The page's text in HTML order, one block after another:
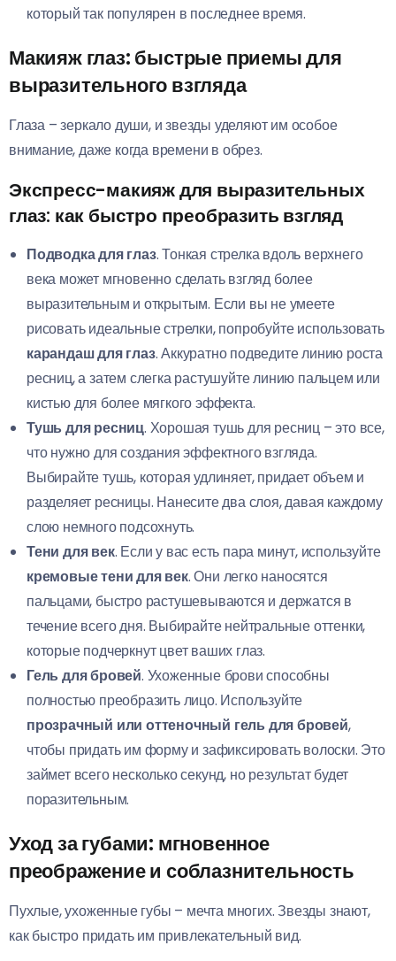
который так популярен в последнее время.
Макияж глаз: быстрые приемы для
выразительного взгляда
Глаза – зеркало души, и звезды уделяют им особое
внимание, даже когда времени в обрез.
Экспресс-макияж для выразительных
глаз: как быстро преобразить взгляд
Подводка для глаз. Тонкая стрелка вдоль верхнего
века может мгновенно сделать взгляд более
выразительным и открытым. Если вы не умеете
рисовать идеальные стрелки, попробуйте использовать
карандаш для глаз. Аккуратно подведите линию роста
ресниц, а затем слегка растушуйте линию пальцем или
кистью для более мягкого эффекта.
Тушь для ресниц. Хорошая тушь для ресниц – это все,
что нужно для создания эффектного взгляда.
Выбирайте тушь, которая удлиняет, придает объем и
разделяет ресницы. Нанесите два слоя, давая каждому
слою немного подсохнуть.
Тени для век. Если у вас есть пара минут, используйте
кремовые тени для век. Они легко наносятся
пальцами, быстро растушевываются и держатся в
течение всего дня. Выбирайте нейтральные оттенки,
которые подчеркнут цвет ваших глаз.
Гель для бровей. Ухоженные брови способны
полностью преобразить лицо. Используйте
прозрачный или оттеночный гель для бровей,
чтобы придать им форму и зафиксировать волоски. Это
займет всего несколько секунд, но результат будет
поразительным.
Уход за губами: мгновенное
преображение и соблазнительность
Пухлые, ухоженные губы – мечта многих. Звезды знают,
как быстро придать им привлекательный вид.